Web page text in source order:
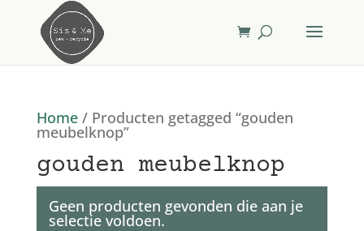
Home/ Producten getagged “gouden
meubelknop”
gouden meubelknop
Geen producten gevonden die aan je
selectie voldoen.